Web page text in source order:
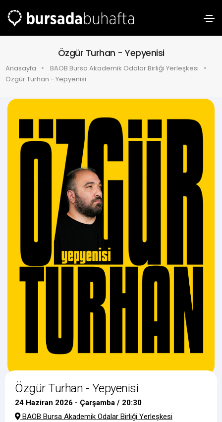
Özgür Turhan - Yepyenisi
Anasayfa
BAOB Bursa Akademik Odalar Birliği Yerleşkesi
Özgür Turhan - Yepyenisi
Özgür Turhan - Yepyenisi
24 Haziran 2026 - Çarşamba / 20:30
BAOB Bursa Akademik Odalar Birliği Yerleşkesi